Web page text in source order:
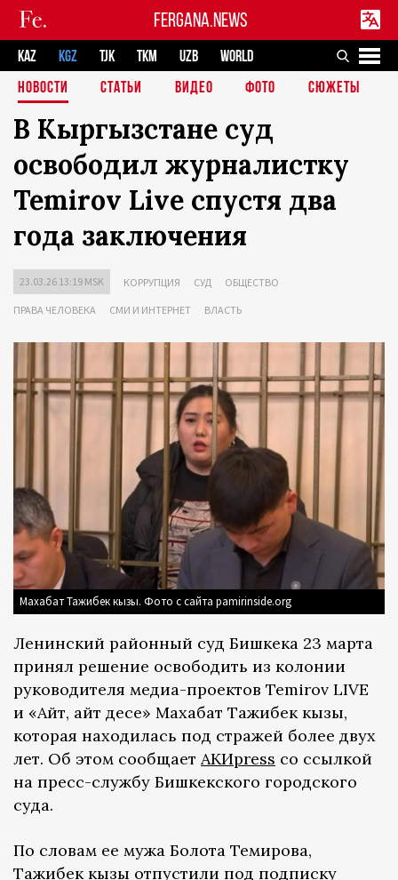
FERGANA.NEWS
KAZ KGZ TJK TKM UZB
WORLD
НОВОСТИ
СТАТЬИ ВИДЕО ФОТО СЮЖЕТЫ
В Кыргызстане суд
освободил журналистку
Temirov Live спустя два
года заключения
23.03.26 13:19 MSK КОРРУПЦИЯ СУД ОБЩЕСТВО
ПРАВА ЧЕЛОВЕКА СМИ И ИНТЕРНЕТ ВЛАСТЬ
Махабат Тажибек кызы. Фото с сайта pamirinside.org
Ленинский районный суд Бишкека 23 марта
принял решение освободить из колонии
руководителя медиа-проектов Temirov LIVE
и «Айт, айт десе» Махабат Тажибек кызы,
которая находилась под стражей более двух
лет. Об этом сообщает АКИpress со ссылкой
на пресс-службу Бишкекского городского
суда.
По словам ее мужа Болота Темирова,
Тажибек кызы отпустили под подписку